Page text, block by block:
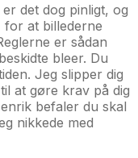
det dog pinligt, og
at billederne
er sådan
bleer. Du
Jeg slipper dig
at gøre krav på dig
befaler du skal
nikkede med